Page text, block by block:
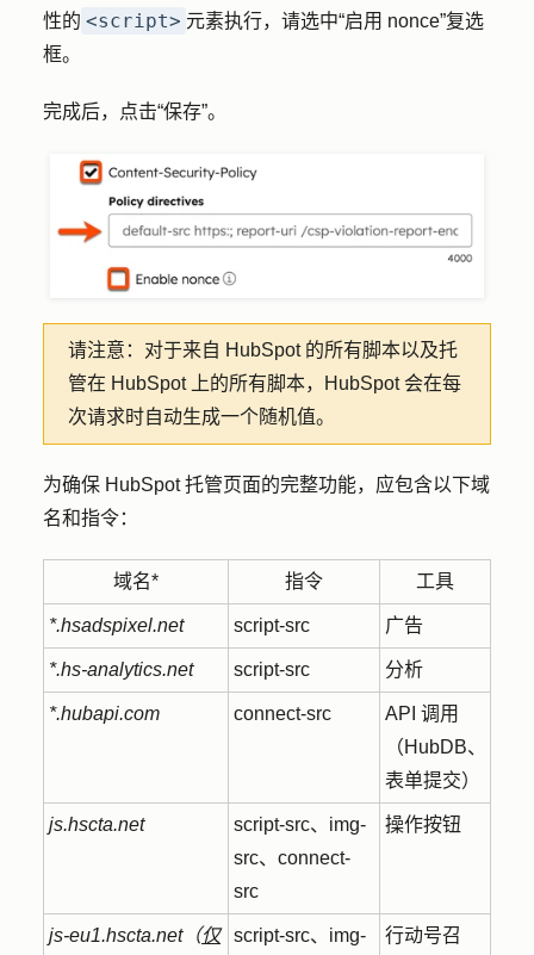
性的 <script> 元素执行，请选中“启用 nonce”复选
框。
完成后，点击“保存”。
请注意 ：对于来自 HubSpot 的所有脚本以及托
管在 HubSpot 上的所有脚本，HubSpot 会在每
次请求时自动生成一个随机值。
为确保 HubSpot 托管页面的完整功能，应包含以下域
名和指令：
域名* 指令 工具
*.hsadspixel.net script-src 广告
*.hs-analytics.net script-src 分析
*.hubapi.com connect-src
API 调用
（HubDB、
表单提交）
js.hscta.net
script-src、img-
src、connect-
src
操作按钮
js-eu1.hscta.net（仅 script-src、img- 行动号召